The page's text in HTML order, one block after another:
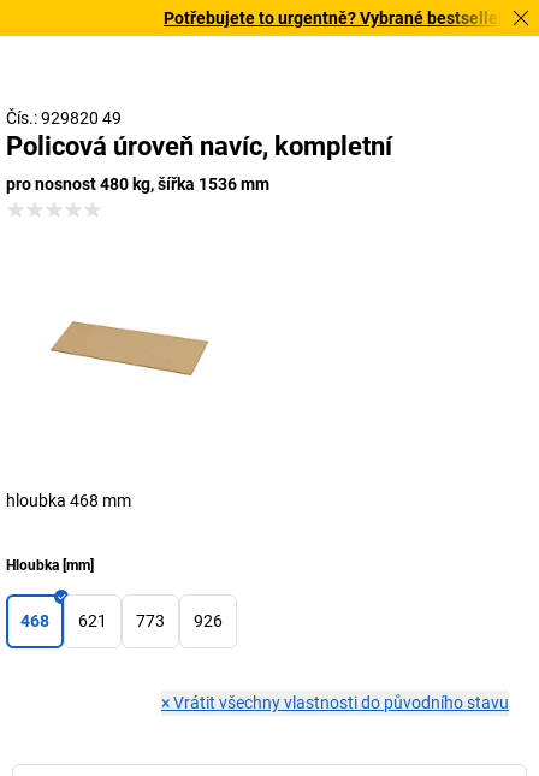
Potřebujete to urgentně? Vybrané bestsellery
Čís.: 929820 49
Policová úroveň navíc, kompletní
pro nosnost 480 kg, šířka 1536 mm
hloubka 468 mm
Hloubka [mm]
468 621 773 926
×Vrátit všechny vlastnosti do původního stavu